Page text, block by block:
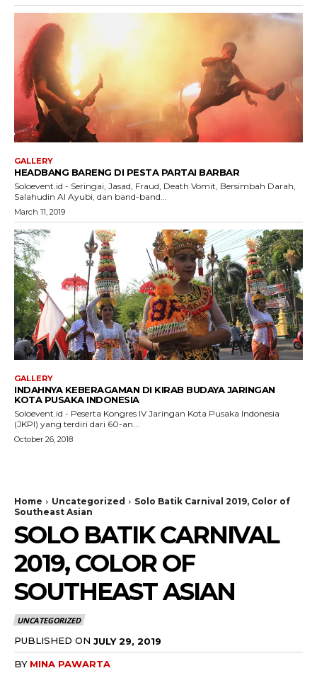
GALLERY
HEADBANG BARENG DI PESTA PARTAI BARBAR
Soloevent.id - Seringai, Jasad, Fraud, Death Vomit, Bersimbah Darah,
Salahudin Al Ayubi, dan band-band...
March 11, 2019
GALLERY
INDAHNYA KEBERAGAMAN DI KIRAB BUDAYA JARINGAN
KOTA PUSAKA INDONESIA
Soloevent.id - Peserta Kongres IV Jaringan Kota Pusaka Indonesia
(JKPI) yang terdiri dari 60-an...
October 26, 2018